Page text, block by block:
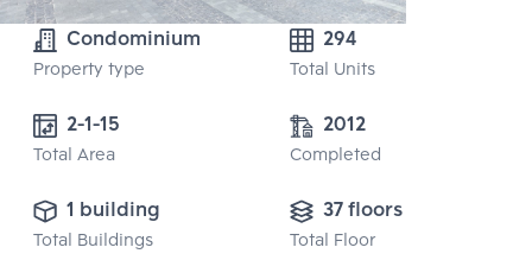
Condominium
Property type
294
Total Units
2-1-15
Total Area
2012
Completed
1 building
Total Buildings
37 floors
Total Floor